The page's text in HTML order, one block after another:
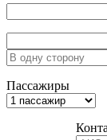
Пассажиры